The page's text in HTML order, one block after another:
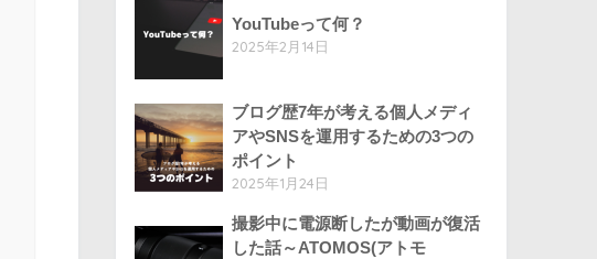
YouTubeって何？
2025年2月14日
ブログ歴7年が考える個人メディ
アやSNSを運用するための3つの
ポイント
2025年1月24日
撮影中に電源断したが動画が復活
した話～ATOMOS(アトモ